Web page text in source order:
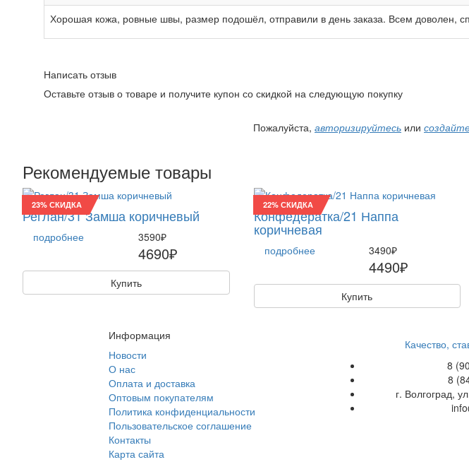
Хорошая кожа, ровные швы, размер подошёл, отправили в день заказа. Всем доволен,
Написать отзыв
Оставьте отзыв о товаре и получите купон со скидкой на следующую покупку
Пожалуйста, авторизируйтесь или
Рекомендуемые товары
23% СКИДКА
Реглан/31 Замша коричневый
подробнее 3590₽
4690₽
Купить
22% СКИДКА
Конфедератка/21 Наппа
коричневая
подробнее 3490₽
4490₽
Купить
Информация
Новости
О нас
Оплата и доставка
Оптовым покупателям
Политика конфиденциальности
Пользовательское соглашение
Контакты
Карта сайта
Качество,
8
8
г. Волгоград,